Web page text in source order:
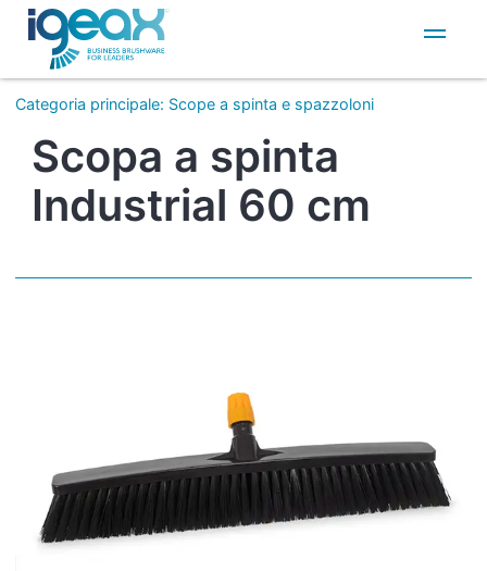
IT
EN
Categoria principale: Scope a spinta e spazzoloni
Scopa a spinta
Industrial 60 cm